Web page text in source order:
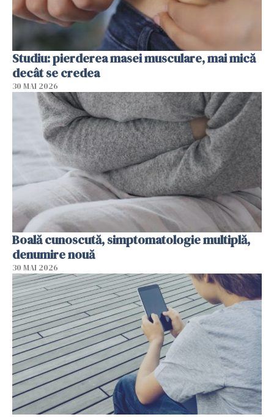
Studiu: pierderea masei musculare, mai mică
decât se credea
30 MAI 2026
Boală cunoscută, simptomatologie multiplă,
denumire nouă
30 MAI 2026